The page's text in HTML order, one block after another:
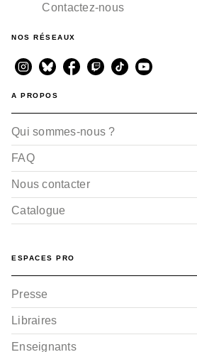
Contactez-nous
NOS RÉSEAUX
A PROPOS
Qui sommes-nous ?
FAQ
Nous contacter
Catalogue
ESPACES PRO
Presse
Libraires
Enseignants